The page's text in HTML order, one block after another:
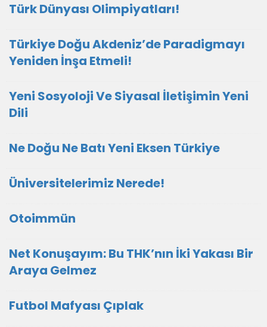
Türk Dünyası Olimpiyatları!
Türkiye Doğu Akdeniz’de Paradigmayı
Yeniden İnşa Etmeli!
Yeni Sosyoloji Ve Siyasal İletişimin Yeni
Dili
Ne Doğu Ne Batı Yeni Eksen Türkiye
Üniversitelerimiz Nerede!
Otoimmün
Net Konuşayım: Bu THK’nın İki Yakası Bir
Araya Gelmez
Futbol Mafyası Çıplak